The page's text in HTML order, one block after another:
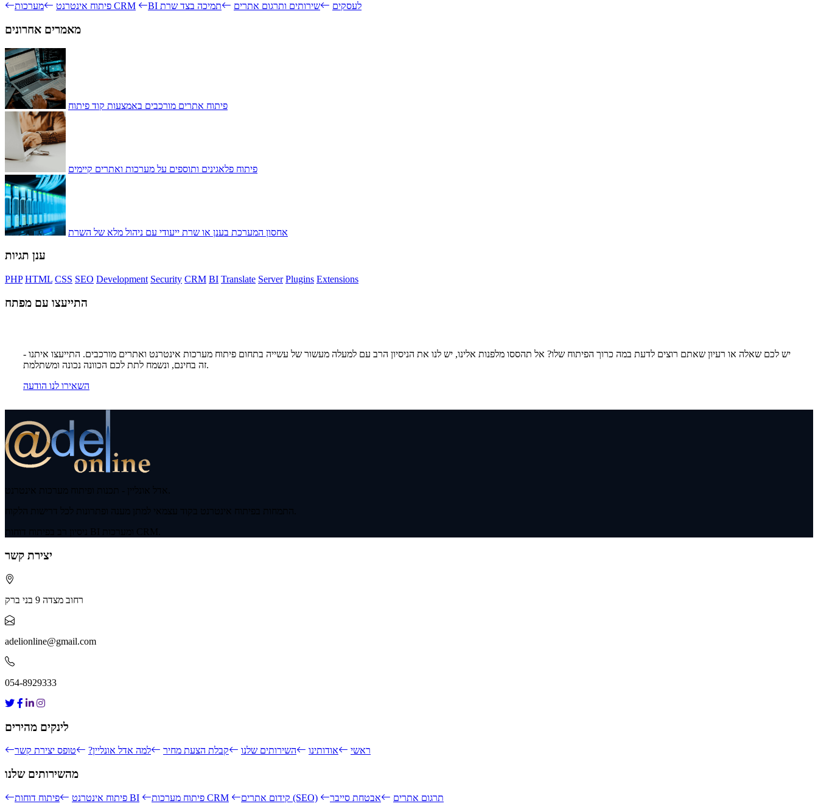
פיתוח אינטרנט מערכות CRM BI לעסקים שירותים ותרגום אתרים תמיכה בצד שרת
מאמרים אחרונים
פיתוח אתרים מורכבים באמצעות קוד פיתוח
פיתוח פלאגינים ותוספים על מערכות ואתרים קיימים
אחסון המערכת בענן או שרת ייעודי עם ניהול מלא של השרת
ענן תגיות
PHP HTML CSS SEO Development Security CRM BI Translate Server Plugins Extensions
התייעצו עם מפתח
יש לכם שאלה או רעיון שאתם רוצים לדעת במה כרוך הפיתוח שלו? אל תהססו מלפנות אלינו, יש לנו את הניסיון הרב עם למעלה מעשור של עשייה בתחום פיתוח מערכות אינטרנט ואתרים מורכבים. התייעצו איתנו -
זה בחינם, ונשמח לתת לכם הכוונה נכונה ומשתלמת.
השאירו לנו הודעה
ניסיון רב בפיתוח דוחות BI ומערכות CRM.
יצירת קשר
רחוב מצדה 9 בני ברק
adelionline@gmail.com
054-8929333
לינקים מהירים
ראשי אודותינו השירותים שלנו קבלת הצעת מחיר למה אדל אונליין? טופס יצירת קשר
מהשירותים שלנו
פיתוח אינטרנט פיתוח דוחות BI פיתוח מערכות CRM קידום אתרים (SEO) תרגום אתרים אבטחת סייבר